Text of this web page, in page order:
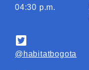
04:30 p.m.
@habitatbogota